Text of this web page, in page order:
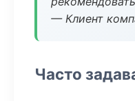
— Клиент
Часто